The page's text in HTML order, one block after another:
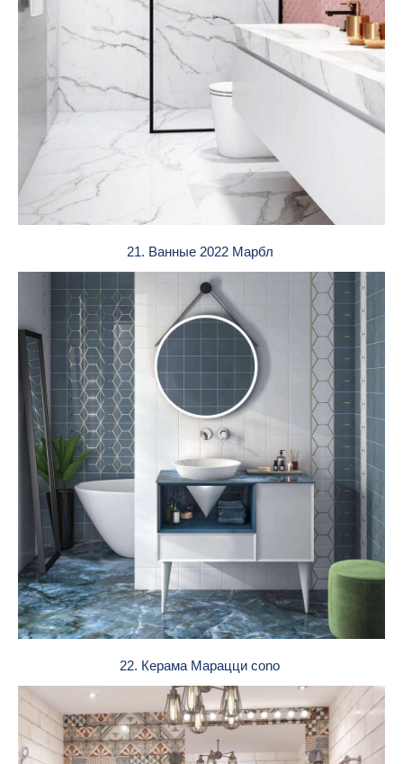
21. Ванные 2022 Марбл
22. Керама Марацци cono